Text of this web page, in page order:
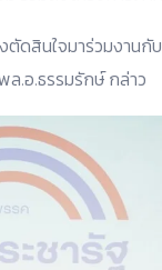
ตัดสินใจมาร่วมงานกั
ล.อ.ธรรมรักษ์ กล่าว